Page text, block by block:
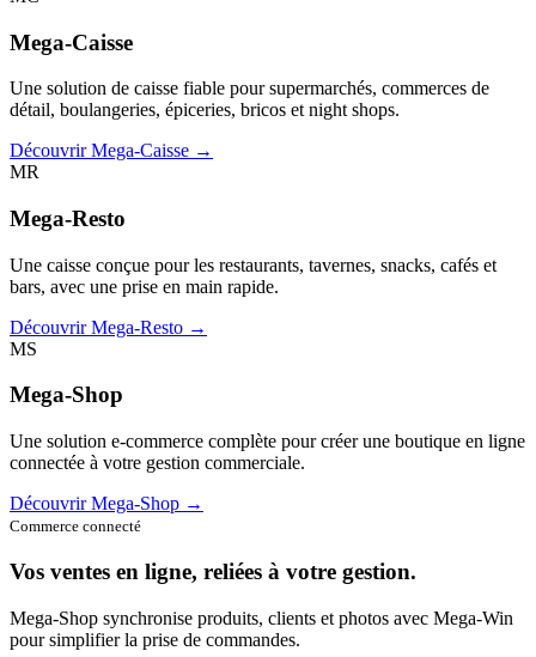
Mega-Caisse
Une solution de caisse fiable pour supermarchés, commerces de
détail, boulangeries, épiceries, bricos et night shops.
Découvrir Mega-Caisse →
MR
Mega-Resto
Une caisse conçue pour les restaurants, tavernes, snacks, cafés et
bars, avec une prise en main rapide.
Découvrir Mega-Resto →
MS
Mega-Shop
Une solution e-commerce complète pour créer une boutique en ligne
connectée à votre gestion commerciale.
Découvrir Mega-Shop →
Commerce connecté
Vos ventes en ligne, reliées à votre gestion.
Mega-Shop synchronise produits, clients et photos avec Mega-Win
pour simplifier la prise de commandes.